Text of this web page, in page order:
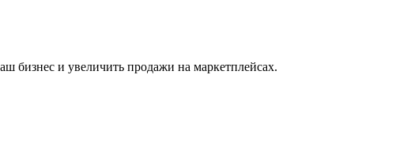
бизнес и увеличить продажи на маркетплейсах.